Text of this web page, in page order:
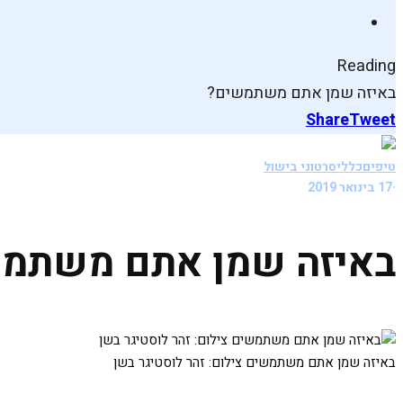
Reading
באיזה שמן אתם משתמשים?
ShareTweet
טיפיםכלליסרטוני בישול
·17 בינואר 2019
באיזה שמן אתם
באיזה שמן אתם משתמשים צילום: זהר לוסטיגר בשן